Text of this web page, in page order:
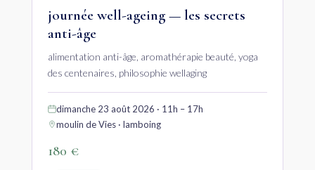
journée well-ageing — les secrets
anti-âge
alimentation anti-âge, aromathérapie beauté, yoga
des centenaires, philosophie wellaging
dimanche 23 août 2026 · 11h – 17h
moulin de Vies · lamboing
180 €